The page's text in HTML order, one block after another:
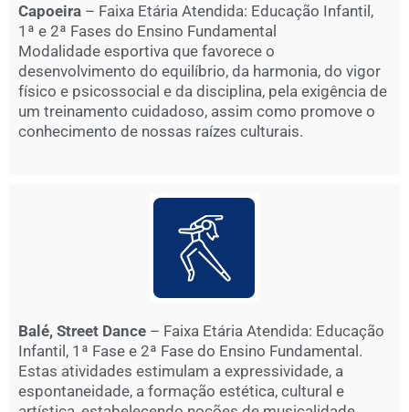
Capoeira – Faixa Etária Atendida: Educação Infantil,
1ª e 2ª Fases do Ensino Fundamental
Modalidade esportiva que favorece o
desenvolvimento do equilíbrio, da harmonia, do vigor
físico e psicossocial e da disciplina, pela exigência de
um treinamento cuidadoso, assim como promove o
conhecimento de nossas raízes culturais.
Balé, Street Dance – Faixa Etária Atendida: Educação
Infantil, 1ª Fase e 2ª Fase do Ensino Fundamental.
Estas atividades estimulam a expressividade, a
espontaneidade, a formação estética, cultural e